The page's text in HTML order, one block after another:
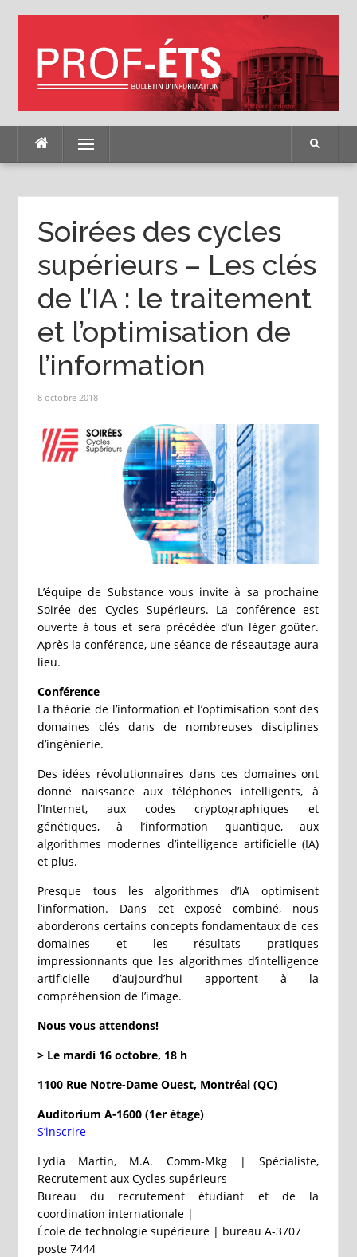
Menu
Soirées des cycles
supérieurs – Les clés
de l’IA : le traitement
et l’optimisation de
l’information
8 octobre 2018
L’équipe de Substance vous invite à sa prochaine
Soirée des Cycles Supérieurs. La conférence est
ouverte à tous et sera précédée d’un léger goûter.
Après la conférence, une séance de réseautage aura
lieu.
Conférence
La théorie de l’information et l’optimisation sont des
domaines clés dans de nombreuses disciplines
d’ingénierie.
Des idées révolutionnaires dans ces domaines ont
donné naissance aux téléphones intelligents, à
l’Internet, aux codes cryptographiques et
génétiques, à l’information quantique, aux
algorithmes modernes d’intelligence artificielle (IA)
et plus.
Presque tous les algorithmes d’IA optimisent
l’information. Dans cet exposé combiné, nous
aborderons certains concepts fondamentaux de ces
domaines et les résultats pratiques
impressionnants que les algorithmes d’intelligence
artificielle d’aujourd’hui apportent à la
compréhension de l’image.
Nous vous attendons!
> Le mardi 16 octobre, 18 h
1100 Rue Notre-Dame Ouest, Montréal (QC)
Auditorium A-1600 (1er étage)
S’inscrire
Lydia Martin, M.A. Comm-Mkg | Spécialiste,
Recrutement aux Cycles supérieurs
Bureau du recrutement étudiant et de la
coordination internationale |
École de technologie supérieure | bureau A-3707
poste 7444